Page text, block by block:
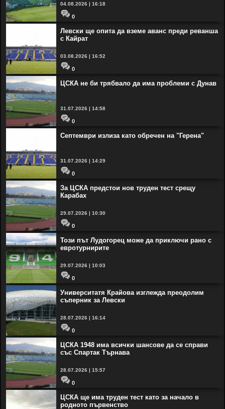
04.08.2026 | 16:18
0
Левски ще опита да вземе аванс преди реванша
с Кайрат
03.08.2026 | 16:52
0
ЦСКА не би трябвало да има проблеми с Дунав
31.07.2026 | 14:58
0
Септември излиза като обречен на "Герена"
31.07.2026 | 14:29
0
За ЦСКА предстои нов труден тест срещу
Карабах
29.07.2026 | 10:30
0
Този път Лудогорец може да приключи рано с
евротурнирите
29.07.2026 | 10:03
0
Университатя Крайова изглежда преодолим
съперник за Левски
28.07.2026 | 16:14
0
ЦСКА 1948 има всички шансове да се справи
със Спартак Търнава
28.07.2026 | 15:57
0
ЦСКА ще има труден тест като за начало в
родното първенство